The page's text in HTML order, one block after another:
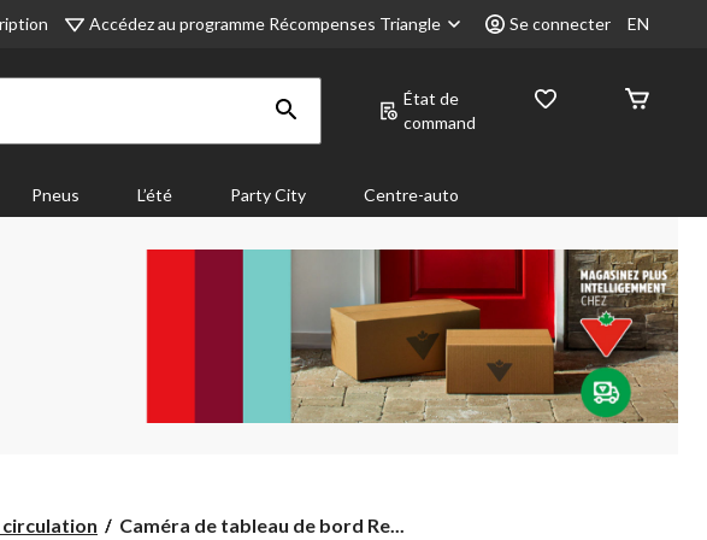
Accédez au programme Récompenses Triangle Se connecter EN
État de
command
Pneus L’été Party City Centre-auto
Caméra
Caméra de tableau de bord Re...